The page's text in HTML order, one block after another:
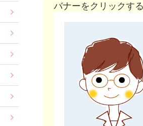
バナーをクリックす